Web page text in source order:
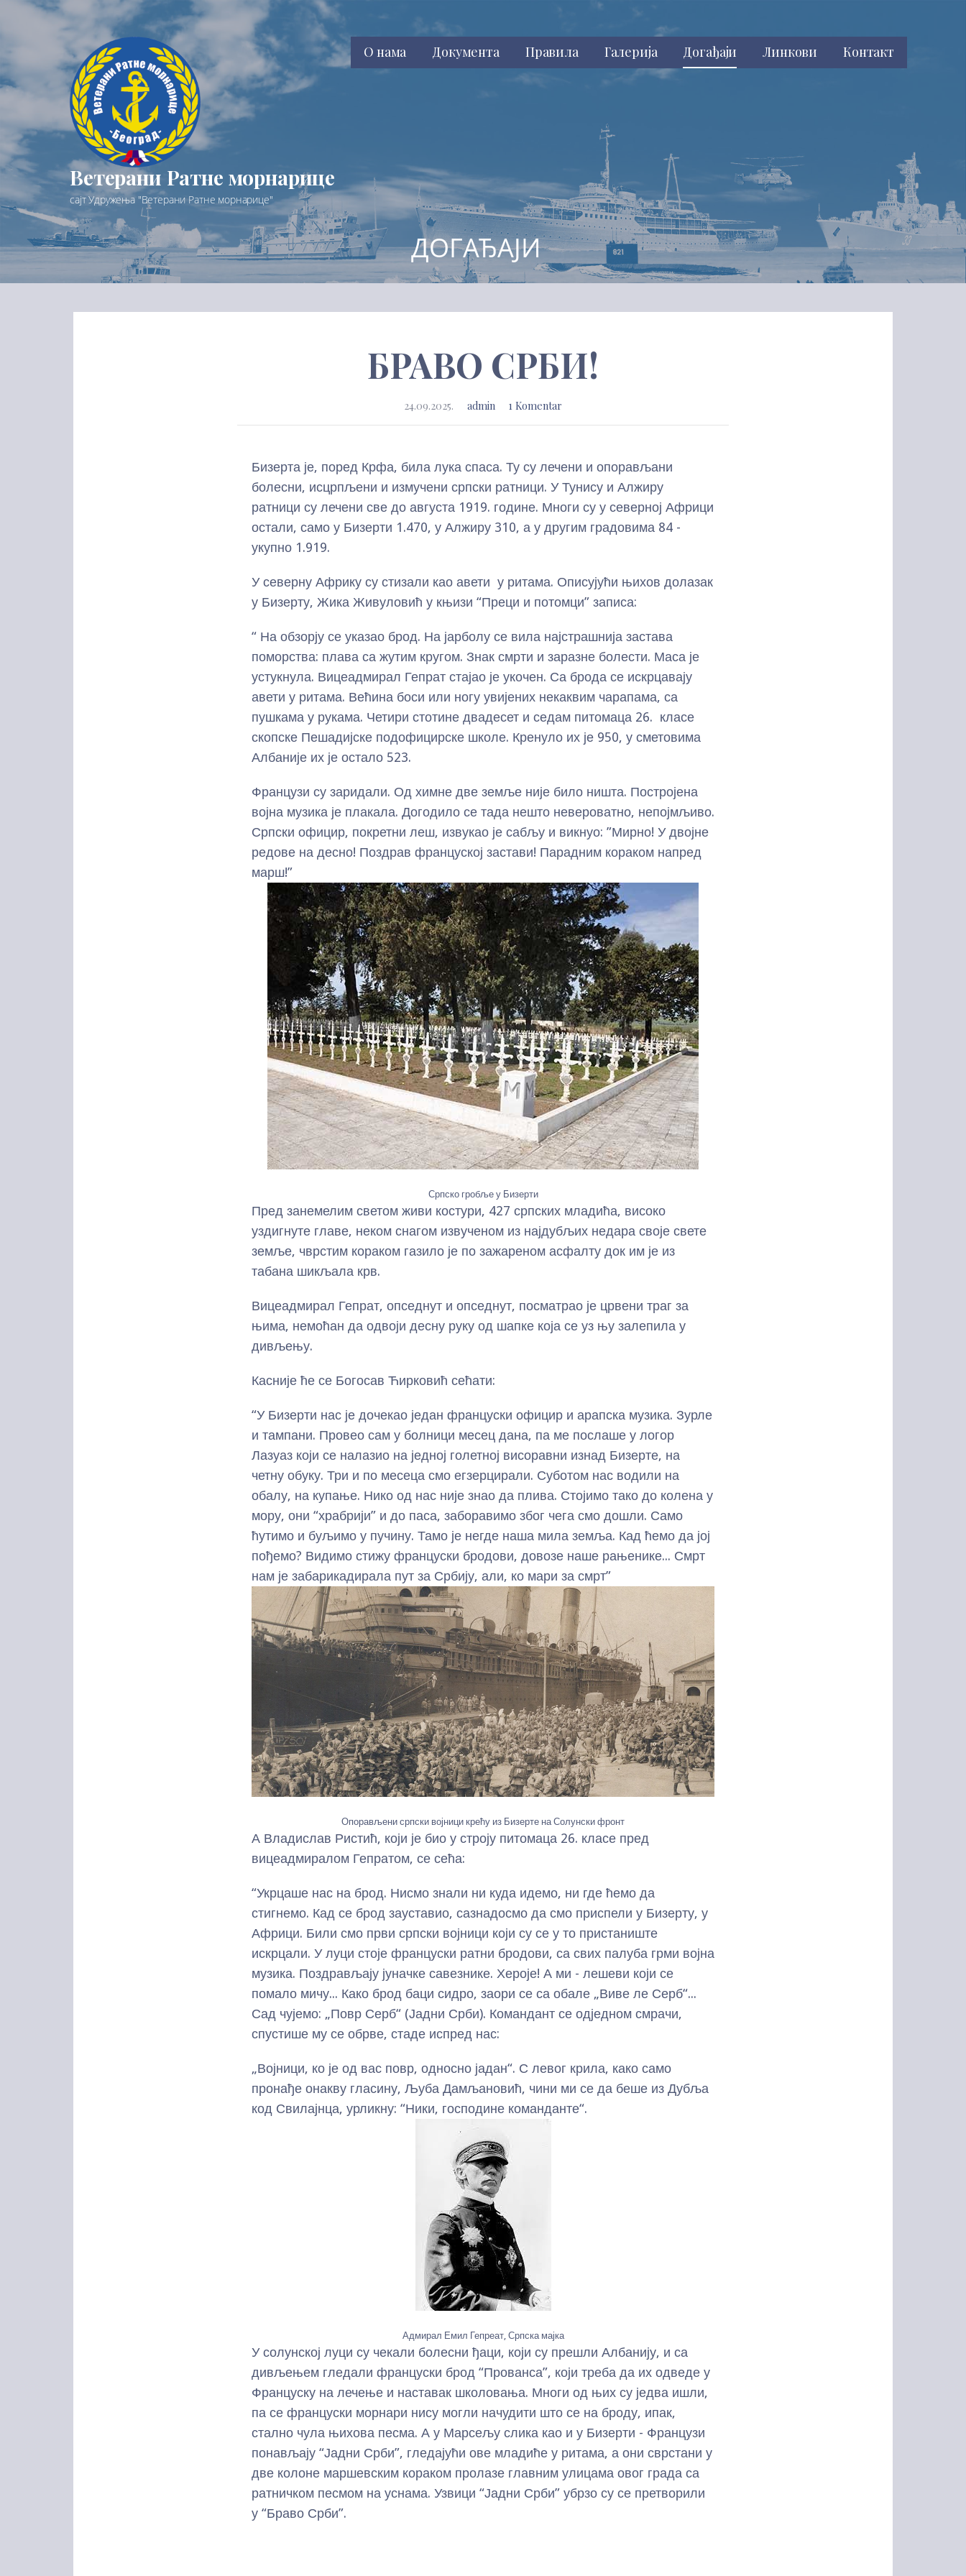
Preskoči
Ветерани Ратне морнарице
сајт Удружења "Ветерани Ратне морнарице"
О нама Документа Правила Галерија Догађаји Линкови Контакт
ДОГАЂАЈИ
БРАВО СРБИ!
24.09.2025. admin 1 Komentar
Бизерта је, поред Крфа, била лука спаса. Ту су лечени и опорављани
болесни, исцрпљени и измучени српски ратници. У Тунису и Алжиру
ратници су лечени све до августа 1919. године. Многи су у северној Африци
остали, само у Бизерти 1.470, у Алжиру 310, а у другим градовима 84 -
укупно 1.919.
У северну Африку су стизали као авети у ритама. Описујући њихов долазак
у Бизерту, Жика Живуловић у књизи “Преци и потомци” записа:
“ На обзорју се указао брод. На јарболу се вила најстрашнија застава
поморства: плава са жутим кругом. Знак смрти и заразне болести. Маса је
устукнула. Вицеадмирал Гепрат стајао је укочен. Са брода се искрцавају
авети у ритама. Већина боси или ногу увијених некаквим чарапама, са
пушкама у рукама. Четири стотине двадесет и седам питомаца 26. класе
скопске Пешадијске подофицирске школе. Кренуло их је 950, у сметовима
Албаније их је остало 523.
Французи су заридали. Од химне две земље није било ништа. Постројена
војна музика је плакала. Догодило се тада нешто невероватно, непојмљиво.
Српски официр, покретни леш, извукао је сабљу и викнуо: ”Мирно! У двојне
редове на десно! Поздрав француској застави! Парадним кораком напред
марш!”
Српско гробље у Бизерти
Пред занемелим светом живи костури, 427 српских младића, високо
уздигнуте главе, неком снагом извученом из најдубљих недара своје свете
земље, чврстим кораком газило је по зажареном асфалту док им је из
табана шикљала крв.
Вицеадмирал Гепрат, опседнут и опседнут, посматрао је црвени траг за
њима, немоћан да одвоји десну руку од шапке која се уз њу залепила у
дивљењу.
Касније ће се Богосав Ћирковић сећати:
“У Бизерти нас је дочекао један француски официр и арапска музика. Зурле
и тампани. Провео сам у болници месец дана, па ме послаше у логор
Лазуаз који се налазио на једној голетној висоравни изнад Бизерте, на
четну обуку. Три и по месеца смо егзерцирали. Суботом нас водили на
обалу, на купање. Нико од нас није знао да плива. Стојимо тако до колена у
мору, они “храбрији” и до паса, заборавимо због чега смо дошли. Само
ћутимо и буљимо у пучину. Тамо је негде наша мила земља. Кад ћемо да јој
пођемо? Видимо стижу француски бродови, довозе наше рањенике... Смрт
нам је забарикадирала пут за Србију, али, ко мари за смрт”
Опорављени српски војници крећу из Бизерте на Солунски фронт
А Владислав Ристић, који је био у строју питомаца 26. класе пред
вицеадмиралом Гепратом, се сећа:
“Укрцаше нас на брод. Нисмо знали ни куда идемо, ни где ћемо да
стигнемо. Кад се брод зауставио, сазнадосмо да смо приспели у Бизерту, у
Африци. Били смо први српски војници који су се у то пристаниште
искрцали. У луци стоје француски ратни бродови, са свих палуба грми војна
музика. Поздрављају јуначке савезнике. Хероје! А ми - лешеви који се
помало мичу... Како брод баци сидро, заори се са обале „Виве ле Серб“...
Сад чујемо: „Повр Серб“ (Јадни Срби). Командант се одједном смрачи,
спустише му се обрве, стаде испред нас:
„Војници, ко је од вас повр, односно јадан“. С левог крила, како само
пронађе онакву гласину, Љуба Дамљановић, чини ми се да беше из Дубља
код Свилајнца, урликну: “Ники, господине команданте“.
Адмирал Емил Гепреат, Српска мајка
У солунској луци су чекали болесни ђаци, који су прешли Албанију, и са
дивљењем гледали француски брод “Прованса”, који треба да их одведе у
Француску на лечење и наставак школовања. Многи од њих су једва ишли,
па се француски морнари нису могли начудити што се на броду, ипак,
стално чула њихова песма. А у Марсељу слика као и у Бизерти - Французи
понављају “Јадни Срби”, гледајући ове младиће у ритама, а они сврстани у
две колоне маршевским кораком пролазе главним улицама овог града са
ратничком песмом на уснама. Узвици “Јадни Срби” убрзо су се претворили
у “Браво Срби”.